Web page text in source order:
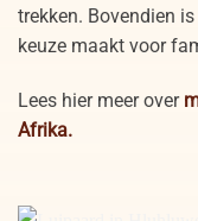
trekken. Bovendien
keuze maakt voor
Lees hier meer over
Afrika.